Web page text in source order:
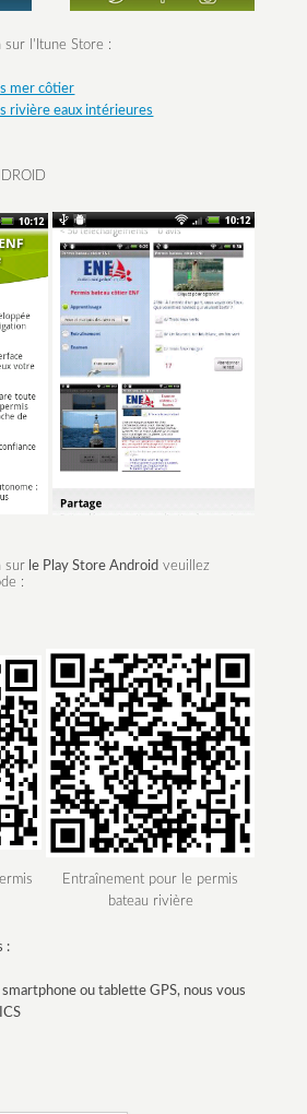
sur l'Itune Store :
mer côtier
rivière eaux intérieures
sur le Play Store Android veuillez
:
Entraînement pour le permis
bateau rivière
:
ou tablette GPS, nous vous